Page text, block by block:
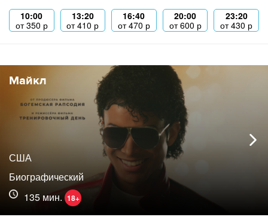
10:00
от350 р
13:20
от410 р
16:40
от470 р
20:00
от600 р
23:20
от430 р
Майкл
США
Биографический
135 мин. 18+